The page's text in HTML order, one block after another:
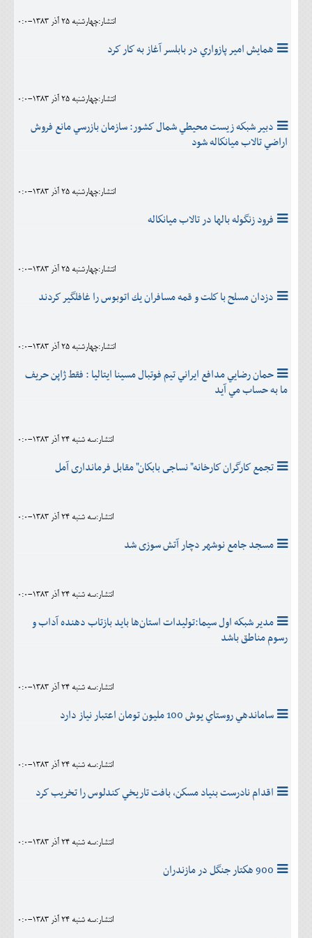
انتشار:چهارشنبه 25 آذر 1383-0:0
همايش امير پازواري در بابلسر آغاز به كار كرد
انتشار:چهارشنبه 25 آذر 1383-0:0
دبير شبكه زيست محيطي شمال كشور: سازمان بازرسي مانع فروش
اراضي تالاب ميانكاله شود
انتشار:چهارشنبه 25 آذر 1383-0:0
فرود زنگوله بالها در تالاب ميانكاله
انتشار:چهارشنبه 25 آذر 1383-0:0
دزدان‌ مسلح‌ با كلت‌ و قمه‌ مسافران‌ يك‌ اتوبوس‌ را غافلگير كردند
انتشار:چهارشنبه 25 آذر 1383-0:0
حمان رضايي مدافع ايراني تيم فوتبال مسينا ايتاليا : فقط ژاپن حريف
ما به حساب مي آيد
انتشار:سه شنبه 24 آذر 1383-0:0
تجمع كارگران كارخانه" نساجى بابكان" مقابل فرماندارى آمل
انتشار:سه شنبه 24 آذر 1383-0:0
مسجد جامع نوشهر دچار آتش سوزى شد
انتشار:سه شنبه 24 آذر 1383-0:0
مدير شبكه اول سيما:توليدات استان‌ها بايد بازتاب دهنده آداب و
رسوم مناطق باشد
انتشار:سه شنبه 24 آذر 1383-0:0
ساماندهي روستاي يوش 100 مليون تومان اعتبار نياز دارد
انتشار:سه شنبه 24 آذر 1383-0:0
اقدام نادرست بنياد مسكن، بافت تاريخي كندلوس را تخريب كرد
انتشار:سه شنبه 24 آذر 1383-0:0
900 هكتار جنگل در مازندران
انتشار:سه شنبه 24 آذر 1383-0:0